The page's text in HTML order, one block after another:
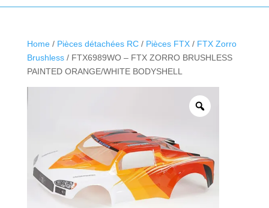
Home/ Pièces détachées RC/ Pièces FTX/ FTX Zorro
Brushless/ FTX6989WO – FTX ZORRO BRUSHLESS
PAINTED ORANGE/WHITE BODYSHELL